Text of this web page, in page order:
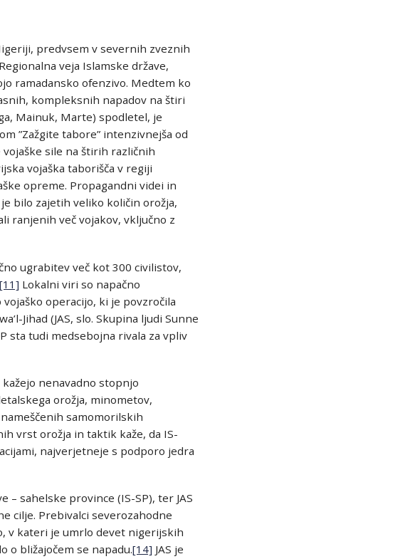
predvsem v severnih zveznih
veja Islamske države,
ramadansko ofenzivo. Medtem ko
kompleksnih napadov na štiri
Mainuk, Marte) spodletel, je
”Zažgite tabore” intenzivnejša od
sile na štirih različnih
vojaška taborišča v regiji
opreme. Propagandni videi in
bilo zajetih veliko količin orožja,
ranjenih več vojakov, vključno z
ugrabitev več kot 300 civilistov,
[11] Lokalni viri so napačno
operacijo, ki je povzročila
Jihad (JAS, slo. Skupina ljudi Sunne
sta tudi medsebojna rivala za vpliv
nenavadno stopnjo
orožja, minometov,
samomorilskih
vrst orožja in taktik kaže, da IS-
najverjetneje s podporo jedra
sahelske province (IS-SP), ter JAS
cilje. Prebivalci severozahodne
v kateri je umrlo devet nigerijskih
o bližajočem se napadu.[14] JAS je